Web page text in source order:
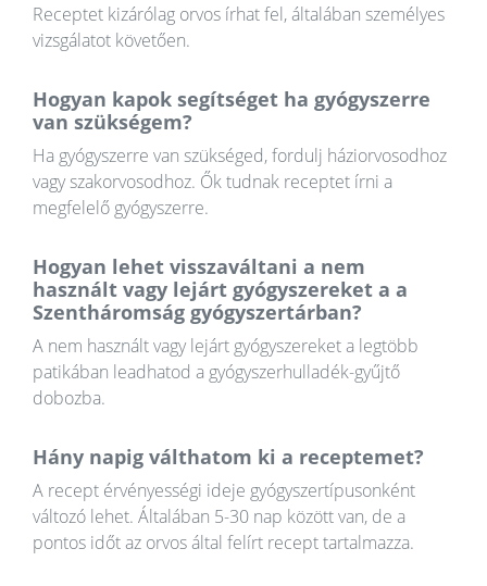
Receptet kizárólag orvos írhat fel, általában személyes
vizsgálatot követően.
Hogyan kapok segítséget ha gyógyszerre
van szükségem?
Ha gyógyszerre van szükséged, fordulj háziorvosodhoz
vagy szakorvosodhoz. Ők tudnak receptet írni a
megfelelő gyógyszerre.
Hogyan lehet visszaváltani a nem
használt vagy lejárt gyógyszereket a a
Szentháromság gyógyszertárban?
A nem használt vagy lejárt gyógyszereket a legtöbb
patikában leadhatod a gyógyszerhulladék-gyűjtő
dobozba.
Hány napig válthatom ki a receptemet?
A recept érvényességi ideje gyógyszertípusonként
változó lehet. Általában 5-30 nap között van, de a
pontos időt az orvos által felírt recept tartalmazza.